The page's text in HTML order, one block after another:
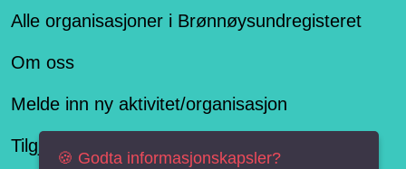
Alle organisasjoner i Brønnøysundregisteret
Om oss
Melde inn ny aktivitet/organisasjon
Tilgjengelighetserklæring
🍪 Godta informasjonskapsler?